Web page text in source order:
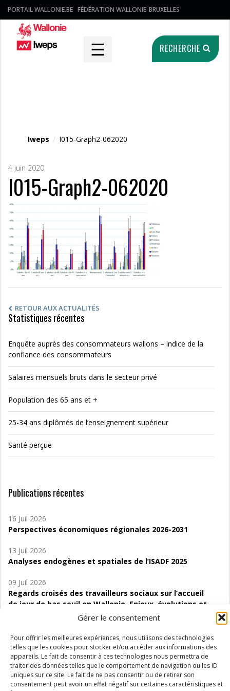
Gérer le consentement
Pour offrir les meilleures expériences, nous utilisons des technologies
telles que les cookies pour stocker et/ou accéder aux informations des
appareils. Le fait de consentir à ces technologies nous permettra de
traiter des données telles que le comportement de navigation ou les ID
uniques sur ce site. Le fait de ne pas consentir ou de retirer son
consentement peut avoir un effet négatif sur certaines caractéristiques et
PORTAIL WALLONIE.BE FÉDÉRATION WALLONIE-BRUXELLES
☰ RECHERCHE
Iweps / I015-Graph2-062020
4 juin 2020
I015-Graph2-062020
RETOUR AUX ACTUALITÉS
Statistiques récentes
Enquête auprès des consommateurs wallons – indice de la
confiance des consommateurs
Salaires mensuels bruts dans le secteur privé
Population des 65 ans et +
25-34 ans diplômés de l’enseignement supérieur
Santé perçue
Publications récentes
16 Juil 2026
Perspectives économiques régionales 2026-2031
13 Juil 2026
Analyses endogènes et spatiales de l’ISADF 2025
09 Juil 2026
Regards croisés des travailleurs sociaux sur l’accueil
de jour de bas seuil en Wallonie. Enjeux, évolutions et
06 Juil 2026
Étude d’évaluabilité des Structures
d’accompagnement à l’autocréation d’emploi (SAACE)
01 Juil 2026